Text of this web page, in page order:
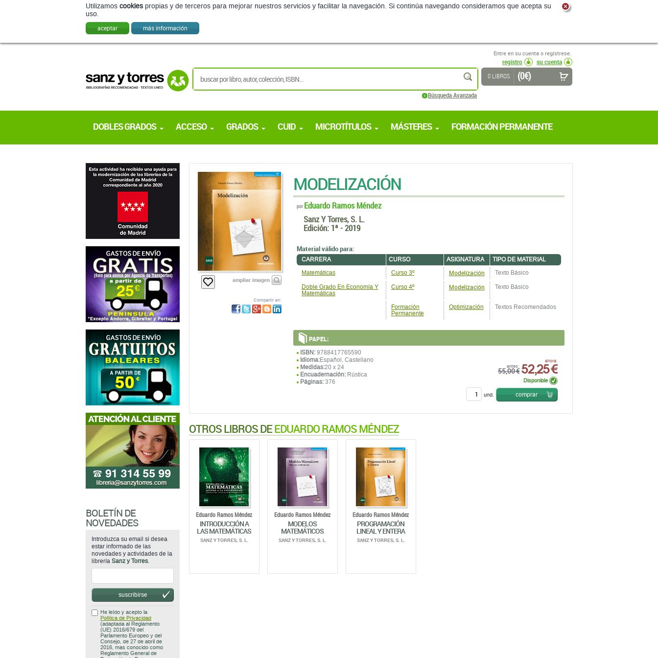
Utilizamos cookies propias y de terceros para mejorar nuestros servicios y facilitar la navegación. Si continúa navegando consideramos que acepta su
uso.
aceptar más información
Entre en su cuenta o regístrese.
registro
su cuenta
buscar
Búsqueda Avanzada
0 LIBROS (0 €)
DOBLES GRADOS ACCESO GRADOS CUID MICROTÍTULOS MÁSTERES FORMACIÓN PERMANENTE
MODELIZACIÓN
ampliar imagen
Compartir en:
por Eduardo Ramos Méndez
Sanz Y Torres, S. L.
Edición: 1ª - 2019
Material válido para:
CARRERA CURSO ASIGNATURA
TIPO DE MATERIAL
Matemáticas
Curso 3º Modelización Texto Básico
Doble Grado En Economí­a Y
Matemáticas
Curso 4º Modelización Texto Básico
Formación
Permanente
Optimización Textos Recomendados
PAPEL:
ISBN:9788417765590
Idioma:Español, Castellano
Medidas:20 x 24
Encuadernación:Rústica
Páginas:376
antes:
55,00 €
ahora:
52,25 €
Disponible
und. comprar
OTROS LIBROS DEEDUARDO RAMOS MÉNDEZ
Eduardo Ramos Méndez
INTRODUCCIÓN A
LAS MATEMÁTICAS
SANZ Y TORRES, S. L.
Eduardo Ramos Méndez
MODELOS
MATEMÁTICOS
SANZ Y TORRES, S. L.
Eduardo Ramos Méndez
PROGRAMACIÓN
LINEAL Y ENTERA
SANZ Y TORRES, S. L.
BOLETÍN DE
NOVEDADES
Introduzca su email si desea
estar informado de las
novedades y actividades de la
librería Sanz y Torres.
suscribirse
He leído y acepto la
Política de Privacidad
(adaptada al Reglamento
(UE) 2016/679 del
Parlamento Europeo y del
Consejo, de 27 de abril de
2016, mas conocido como
Reglamento General de